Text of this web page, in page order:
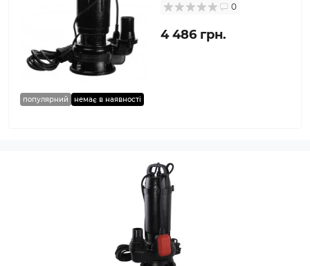
популярний немає в наявності
0
4 486 грн.